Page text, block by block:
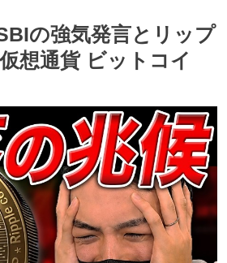
の強気発言とリップ
想通貨 ビットコイ